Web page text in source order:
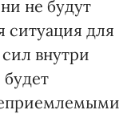
не будут
ситуация для
внутри